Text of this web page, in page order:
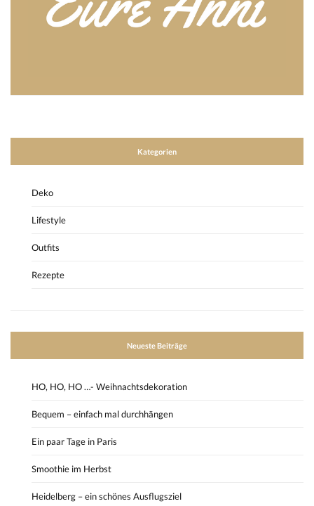
Kategorien
Deko
Lifestyle
Outfits
Rezepte
Neueste Beiträge
HO, HO, HO …- Weihnachtsdekoration
Bequem – einfach mal durchhängen
Ein paar Tage in Paris
Smoothie im Herbst
Heidelberg – ein schönes Ausflugsziel